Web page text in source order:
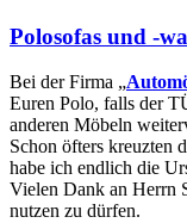
Polosofas und -
Bei der Firma „
Euren Polo, falls der
anderen Möbeln
Schon öfters kreuzten
habe ich endlich die
Vielen Dank an Herrn
nutzen zu dürfen.